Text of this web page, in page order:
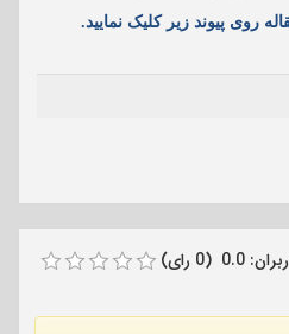
روی پیوند زیر کلیک نمایید.
(0 رای)